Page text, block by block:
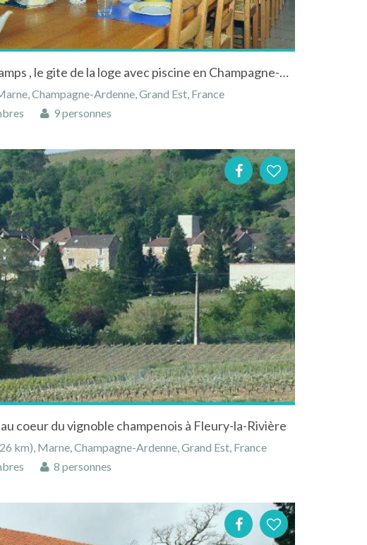
Entre vignes et champs , le gite de la loge avec piscine en Champagne-Ardenne
Champagne-Ardenne, Grand Est, France
9 personnes
coeur du vignoble champenois à Fleury-la-Rivière
km), Marne, Champagne-Ardenne, Grand Est, France
8 personnes